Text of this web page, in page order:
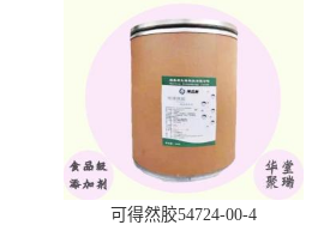
可得然胶54724-00-4